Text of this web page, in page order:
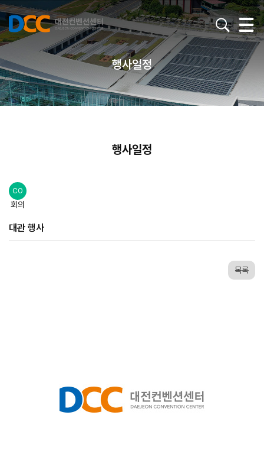
행사일정
행사일정
CO
회의
대관 행사
목록